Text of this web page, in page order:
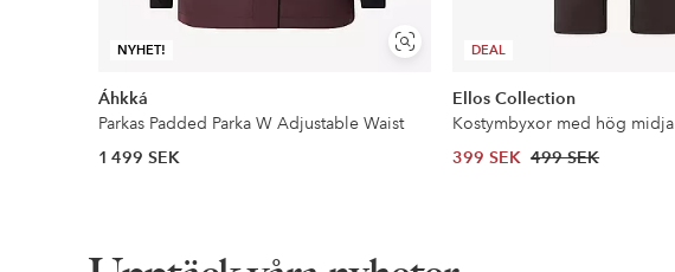
NYHET!
Visa
liknande
Áhkká
Parkas Padded Parka W Adjustable Waist
1 499 SEK
DEAL
Ellos Collection
Kostymbyxor med hög midja
399 SEK 499 SEK